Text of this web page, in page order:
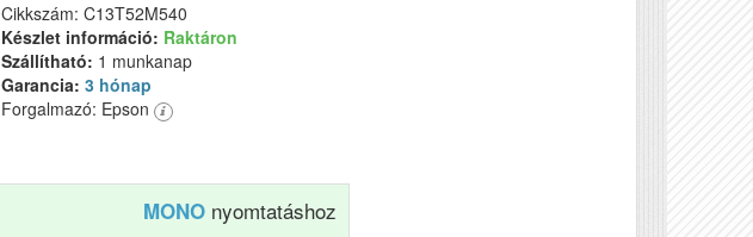
Cikkszám: C13T52M540
Készlet információ: Raktáron
Szállítható: 1 munkanap
Garancia: 3 hónap
Forgalmazó: Epson
MONOnyomtatáshoz